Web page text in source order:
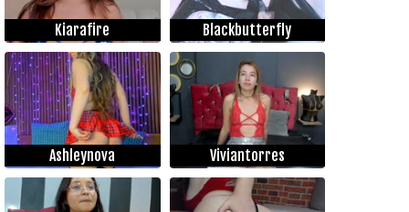
Kiarafire Blackbutterfly
Ashleynova Viviantorres